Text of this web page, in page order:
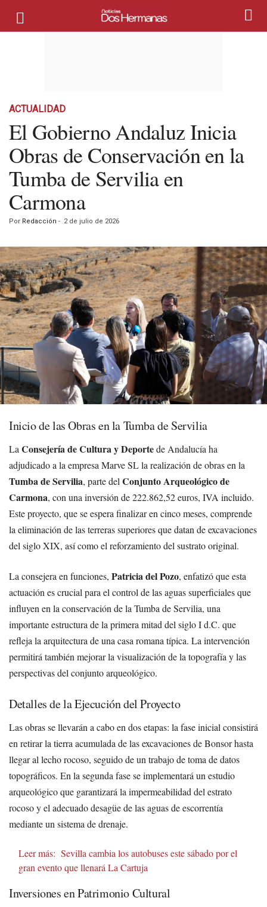
ACTUALIDAD
El Gobierno Andaluz Inicia
Obras de Conservación en la
Tumba de Servilia en
Carmona
Por Redacción - 2 de julio de 2026
Inicio de las Obras en la Tumba de Servilia
La Consejería de Cultura y Deportede Andalucía ha
adjudicado a la empresa Marve SL la realización de obras en la
Tumba de Servilia, parte del Conjunto Arqueológico de
Carmona, con una inversión de 222.862,52 euros, IVA incluido.
Este proyecto, que se espera finalizar en cinco meses, comprende
la eliminación de las terreras superiores que datan de excavaciones
del siglo XIX, así como el reforzamiento del sustrato original.
La consejera en funciones, Patricia del Pozo, enfatizó que esta
actuación es crucial para el control de las aguas superficiales que
influyen en la conservación de la Tumba de Servilia, una
importante estructura de la primera mitad del siglo I d.C. que
refleja la arquitectura de una casa romana típica. La intervención
permitirá también mejorar la visualización de la topografía y las
perspectivas del conjunto arqueológico.
Detalles de la Ejecución del Proyecto
Las obras se llevarán a cabo en dos etapas: la fase inicial consistirá
en retirar la tierra acumulada de las excavaciones de Bonsor hasta
llegar al lecho rocoso, seguido de un trabajo de toma de datos
topográficos. En la segunda fase se implementará un estudio
arqueológico que garantizará la impermeabilidad del estrato
rocoso y el adecuado desagüe de las aguas de escorrentía
mediante un sistema de drenaje.
Leer más: Sevilla cambia los autobuses este sábado por el
gran evento que llenará La Cartuja
Inversiones en Patrimonio Cultural